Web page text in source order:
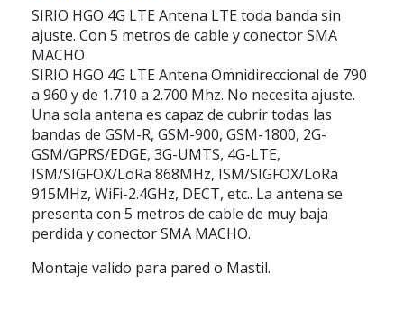
SIRIO HGO 4G LTE Antena LTE toda banda sin
ajuste. Con 5 metros de cable y conector SMA
MACHO
SIRIO HGO 4G LTE Antena Omnidireccional de 790
a 960 y de 1.710 a 2.700 Mhz. No necesita ajuste.
Una sola antena es capaz de cubrir todas las
bandas de GSM-R, GSM-900, GSM-1800, 2G-
GSM/GPRS/EDGE, 3G-UMTS, 4G-LTE,
ISM/SIGFOX/LoRa 868MHz, ISM/SIGFOX/LoRa
915MHz, WiFi-2.4GHz, DECT, etc.. La antena se
presenta con 5 metros de cable de muy baja
perdida y conector SMA MACHO.
Montaje valido para pared o Mastil.